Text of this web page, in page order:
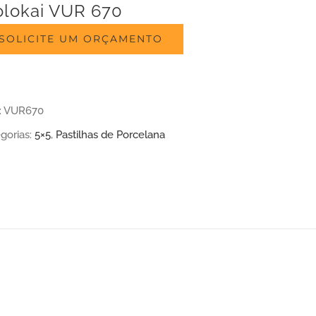
VUR 670
UM ORÇAMENTO
VUR670
5×5, Pastilhas de Porcelana